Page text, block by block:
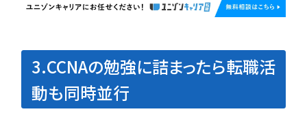
3.CCNAの勉強に詰まったら転職活
動も同時並行